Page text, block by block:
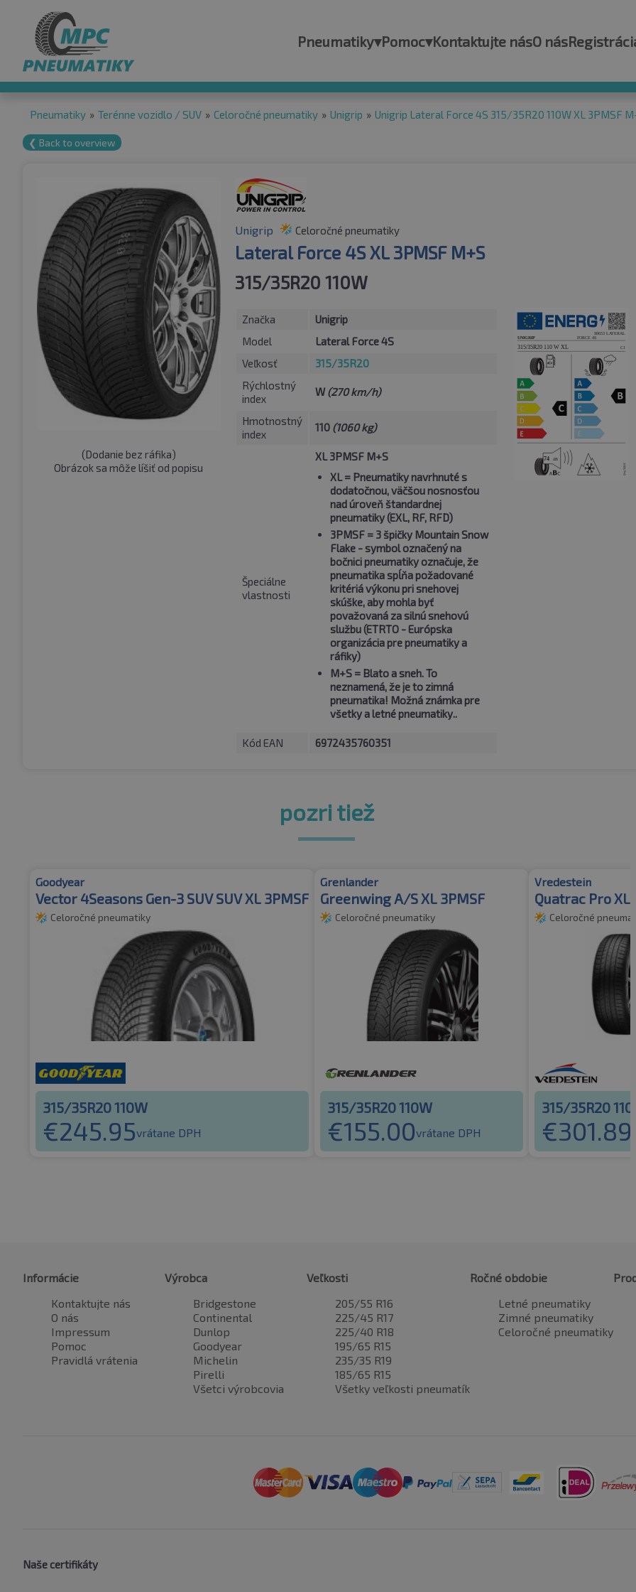
Pneumatiky▾Pomoc▾Kontaktujte násO nás
Pneumatiky » Terénne vozidlo / SUV » Celoročné pneumatiky » Unigrip » Unigrip Lateral Force 4S 315/35R20 110W XL 3PMSF
❮ Back to overview
(Dodanie bez ráfika)
Obrázok sa môže líšiť od popisu
Unigrip Celoročné pneumatiky
Lateral Force 4S XL 3PMSF M+S
315/35R20 110W
Značka
Unigrip
Model
Lateral Force 4S
Veľkosť
315/35R20
Rýchlostný
index
W (270 km/h)
Hmotnostný
index
110 (1060 kg)
Špeciálne
vlastnosti
XL 3PMSF M+S
XL= Pneumatiky navrhnuté s
dodatočnou, väčšou nosnosťou
nad úroveň štandardnej
pneumatiky (EXL, RF, RFD)
3PMSF= 3 špičky Mountain Snow
Flake - symbol označený na
bočnici pneumatiky označuje, že
pneumatika spĺňa požadované
kritériá výkonu pri snehovej
skúške, aby mohla byť
považovaná za silnú snehovú
službu (ETRTO - Európska
organizácia pre pneumatiky a
ráfiky)
M+S= Blato a sneh. To
neznamená, že je to zimná
pneumatika! Možná známka pre
všetky a letné pneumatiky..
Kód EAN 6972435760351
pozri tiež
Goodyear
Vector 4Seasons Gen-3 SUV SUV XL 3PMSF
Celoročné pneumatiky
315/35R20 110W
€245.95vrátane DPH
Grenlander
Greenwing A/S XL 3PMSF
Celoročné pneumatiky
315/35R20 110W
€155.00vrátane DPH
Vredestein
Quatrac Pro XL
Celoročné
315/35R20 110Y
€301.89
Informácie
Kontaktujte nás
O nás
Impressum
Pomoc
Pravidlá vrátenia
Výrobca
Bridgestone
Continental
Dunlop
Goodyear
Michelin
Pirelli
Všetci výrobcovia
Veľkosti
205/55 R16
225/45 R17
225/40 R18
195/65 R15
235/35 R19
185/65 R15
Všetky veľkosti pneumatík
Ročné obdobie
Letné pneumatiky
Zimné pneumatiky
Celoročné pneumatiky
Naše certifikáty